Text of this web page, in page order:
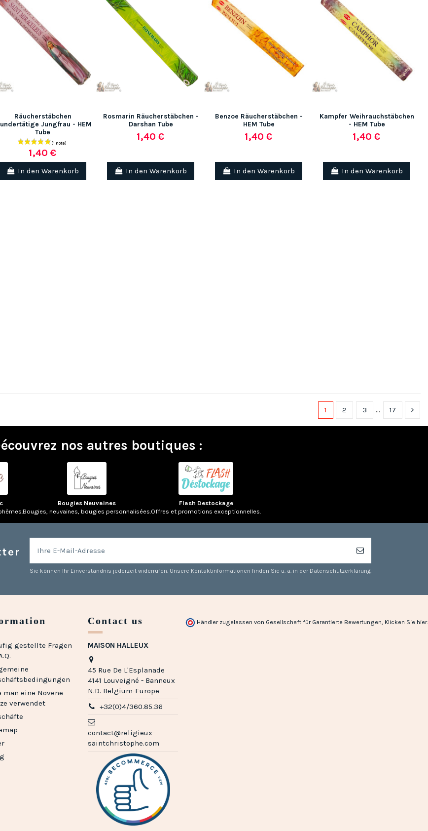
Räucherstäbchen
Jungfrau - HEM
Tube
1,40 €
In den Warenkorb
Rosmarin Räucherstäbchen -
Darshan Tube
1,40 €
In den Warenkorb
Benzoe Räucherstäbchen -
HEM Tube
1,40 €
In den Warenkorb
Kampfer Weihrauchstäbchen
- HEM Tube
1,40 €
In den Warenkorb
1 2 3 … 17
nos autres boutiques :
Bougies Neuvaines
Bougies, neuvaines, bougies personnalisées.
Flash Destockage
Offres et promotions exceptionnelles.
Sie können Ihr Einverständnis jederzeit widerrufen. Unsere Kontaktinformationen finden Sie u. a. in der Datenschutzerklärung.
gestellte Fragen
man eine Novene-
verwendet
Contact us
MAISON HALLEUX
45 Rue De L'Esplanade
4141 Louveigné - Banneux
N.D. Belgium-Europe
+32(0)4/360.85.36
contact@religieux-
saintchristophe.com
Händler zugelassen von Gesellschaft für Garantierte Bewertungen, Klicken Sie hier.